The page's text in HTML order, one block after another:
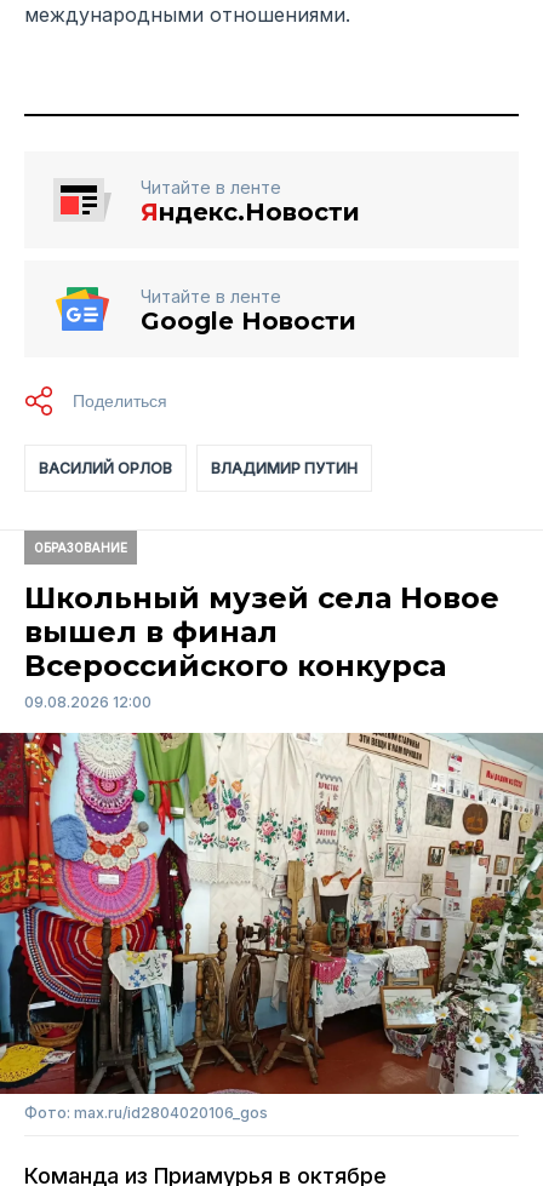
международными отношениями.
Читайте в ленте
Яндекс.Новости
Читайте в ленте
Google Новости
ВАСИЛИЙ ОРЛОВ ВЛАДИМИР ПУТИН
ОБРАЗОВАНИЕ
Школьный музей села Новое
вышел в финал
Всероссийского конкурса
09.08.2026 12:00
Фото: max.ru/id2804020106_gos
Команда из Приамурья в октябре